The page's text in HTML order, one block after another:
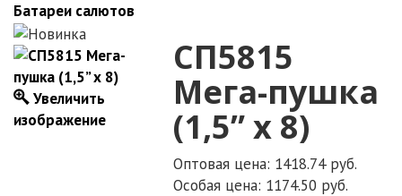
Батареи салютов
Увеличить
изображение
СП5815
Мега-пушка
(1,5” х 8)
Оптовая цена: 1418.74 руб.
Особая цена: 1174.50 руб.